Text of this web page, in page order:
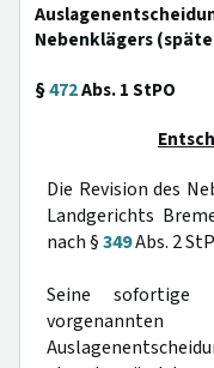
Nebenklägers
§472Abs. 1 StPO
Die Revision des
Landgerichts
nach §349Abs. 2
Seine sofortige